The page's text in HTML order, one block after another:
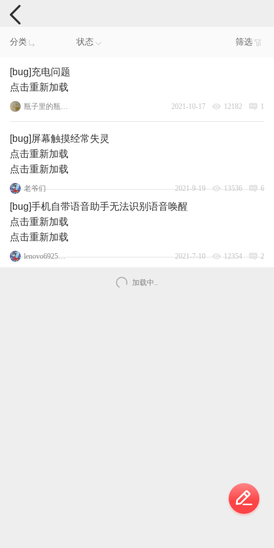
手机反馈
分类 状态 筛选
[bug]充电问题
点击重新加载
瓶子里的瓶瓶瓶 2021-10-17 12182 1
[bug]屏幕触摸经常失灵
点击重新加载
点击重新加载
老爷们 2021-9-19 13536 6
[bug]手机自带语音助手无法识别语音唤醒
点击重新加载
点击重新加载
lenovo69259819 2021-7-10 12354 2
加载中..